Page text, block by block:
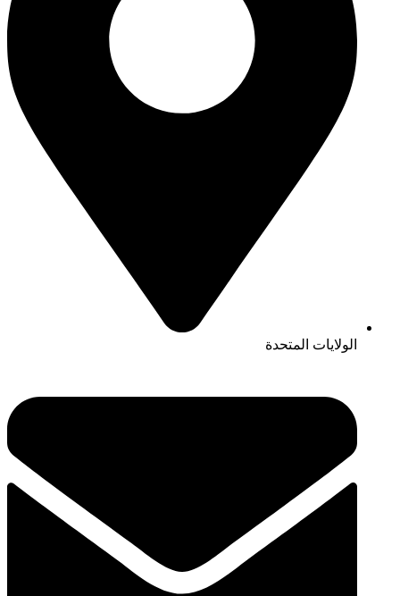
الولايات المتحدة